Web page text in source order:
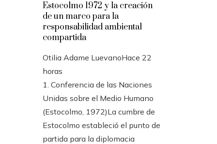
Estocolmo 1972 y la creación
de un marco para la
responsabilidad ambiental
compartida
Otilia Adame LuevanoHace 22
horas
1. Conferencia de las Naciones
Unidas sobre el Medio Humano
(Estocolmo, 1972)La cumbre de
Estocolmo estableció el punto de
partida para la diplomacia